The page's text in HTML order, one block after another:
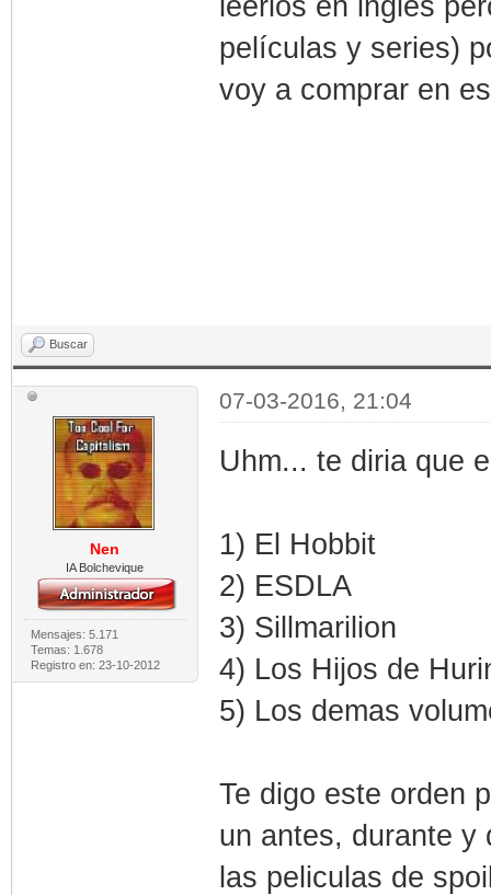
películas y series)
voy a comprar en
Buscar
Nen
IA Bolchevique
Mensajes: 5.171
Temas: 1.678
Registro en: 23-10-2012
07-03-2016, 21:04
Uhm... te diria que
1) El Hobbit
2) ESDLA
3) Sillmarilion
4) Los Hijos de
5) Los demas
Te digo este orden
un antes, durante y
las peliculas de